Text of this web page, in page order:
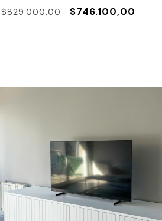
$829.000,00 $746.100,00